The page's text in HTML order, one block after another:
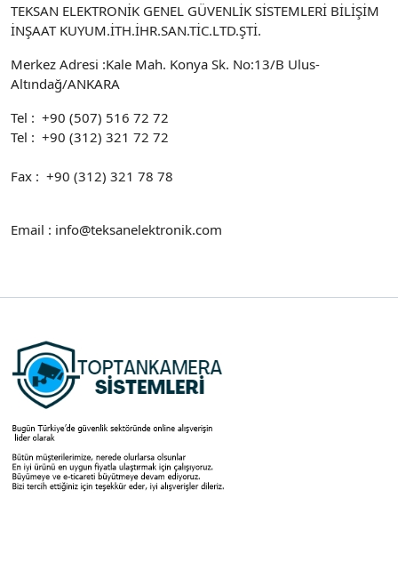
TEKSAN ELEKTRONİK GENEL GÜVENLİK SİSTEMLERİ BİLİŞİM
İNŞAAT KUYUM.İTH.İHR.SAN.TİC.LTD.ŞTİ.
Merkez Adresi :Kale Mah. Konya Sk. No:13/B Ulus-
Altındağ/ANKARA
Tel : +90 (507) 516 72 72
Tel : +90 (312) 321 72 72
Fax : +90 (312) 321 78 78
Email : info@teksanelektronik.com